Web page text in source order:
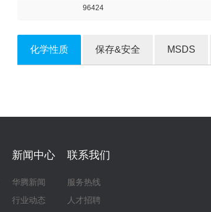
96424
化学性质 保存&安全 MSDS
新闻中心
华腾新闻
行业动态
联系我们
服务热线
人才招聘